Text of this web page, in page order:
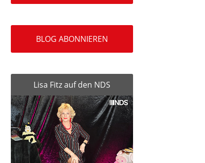
BLOG ABONNIEREN
Lisa Fitz auf den NDS